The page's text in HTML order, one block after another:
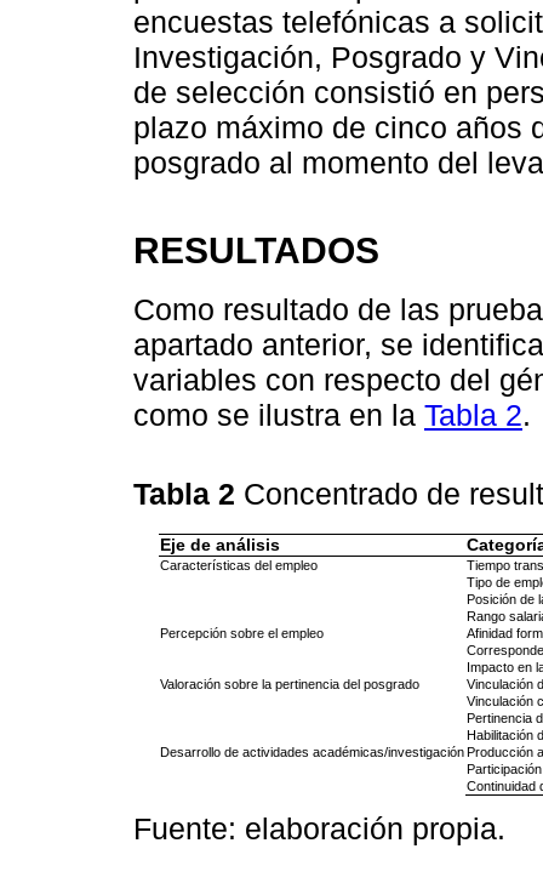
encuestas telefónicas a
Investigación, Posgrado y
de selección consistió en
plazo máximo de cinco años
posgrado al momento del
RESULTADOS
Como resultado de las
apartado anterior, se
variables con respecto del
como se ilustra en la Tabla 2.
Tabla 2 Concentrado de
Eje de análisis
Características del empleo
Tiempo
Tipo de
Posición de
Rango
Percepción sobre el empleo
Afinidad
Impacto en
Valoración sobre la pertinencia del posgrado
Vinculación
Vinculación
Pertinencia
Habilitación
Desarrollo de actividades académicas/investigaciónProducción
Continuidad
Fuente: elaboración propia.